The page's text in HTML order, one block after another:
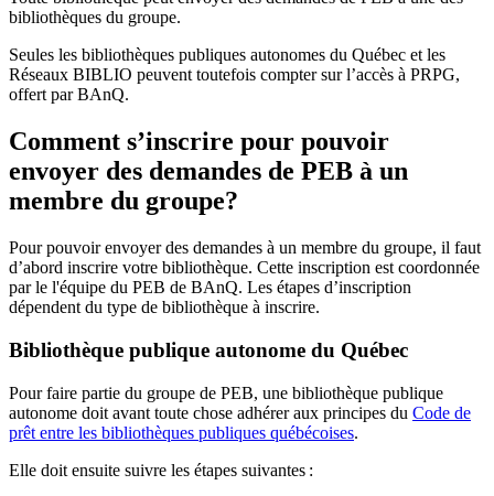
bibliothèques du groupe.
Seules les bibliothèques publiques autonomes du Québec et les
Réseaux BIBLIO peuvent toutefois compter sur l’accès à PRPG,
offert par BAnQ.
Comment s’inscrire pour pouvoir
envoyer des demandes de PEB à un
membre du groupe?
Pour pouvoir envoyer des demandes à un membre du groupe, il faut
d’abord inscrire votre bibliothèque. Cette inscription est coordonnée
par le l'équipe du PEB de BAnQ. Les étapes d’inscription
dépendent du type de bibliothèque à inscrire.
Bibliothèque publique autonome du Québec
Pour faire partie du groupe de PEB, une bibliothèque publique
autonome doit avant toute chose adhérer aux principes du Code de
prêt entre les bibliothèques publiques québécoises.
Elle doit ensuite suivre les étapes suivantes :